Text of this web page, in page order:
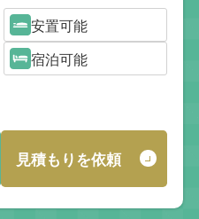
安置可能
宿泊可能
見積もりを依頼